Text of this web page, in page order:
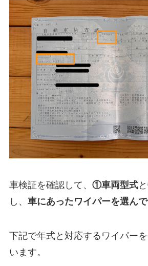
車検証を確認して、 ①車両型式と
し、 車にあったワイパーを選んで
下記で年式と対応するワイパー
います。